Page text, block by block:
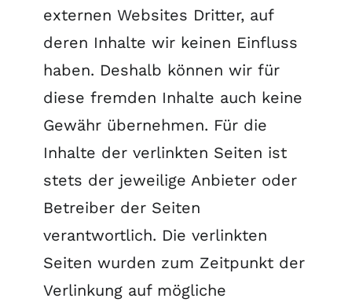
externen Websites Dritter, auf
deren Inhalte wir keinen Einfluss
haben. Deshalb können wir für
diese fremden Inhalte auch keine
Gewähr übernehmen. Für die
Inhalte der verlinkten Seiten ist
stets der jeweilige Anbieter oder
Betreiber der Seiten
verantwortlich. Die verlinkten
Seiten wurden zum Zeitpunkt der
Verlinkung auf mögliche